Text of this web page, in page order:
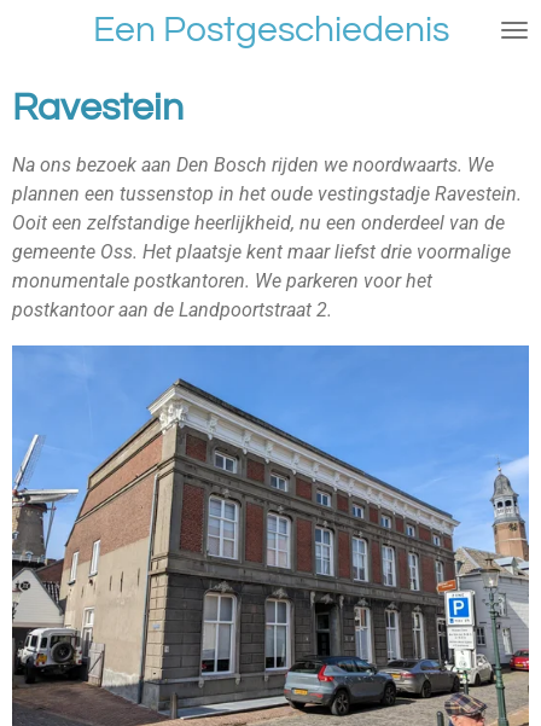
de
Een Postgeschiedenis
Ravestein
Na ons bezoek aan Den Bosch rijden we noordwaarts. We
plannen een tussenstop in het oude vestingstadje Ravestein.
Ooit een zelfstandige heerlijkheid, nu een onderdeel van de
gemeente Oss. Het plaatsje kent maar liefst drie voormalige
monumentale postkantoren. We parkeren voor het
postkantoor aan de Landpoortstraat 2.